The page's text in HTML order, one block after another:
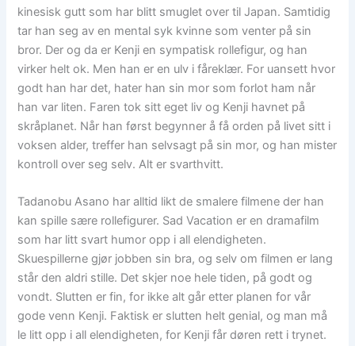
kinesisk gutt som har blitt smuglet over til Japan. Samtidig
tar han seg av en mental syk kvinne som venter på sin
bror. Der og da er Kenji en sympatisk rollefigur, og han
virker helt ok. Men han er en ulv i fåreklær. For uansett hvor
godt han har det, hater han sin mor som forlot ham når
han var liten. Faren tok sitt eget liv og Kenji havnet på
skråplanet. Når han først begynner å få orden på livet sitt i
voksen alder, treffer han selvsagt på sin mor, og han mister
kontroll over seg selv. Alt er svarthvitt.
Tadanobu Asano har alltid likt de smalere filmene der han
kan spille sære rollefigurer. Sad Vacation er en dramafilm
som har litt svart humor opp i all elendigheten.
Skuespillerne gjør jobben sin bra, og selv om filmen er lang
står den aldri stille. Det skjer noe hele tiden, på godt og
vondt. Slutten er fin, for ikke alt går etter planen for vår
gode venn Kenji. Faktisk er slutten helt genial, og man må
le litt opp i all elendigheten, for Kenji får døren rett i trynet.